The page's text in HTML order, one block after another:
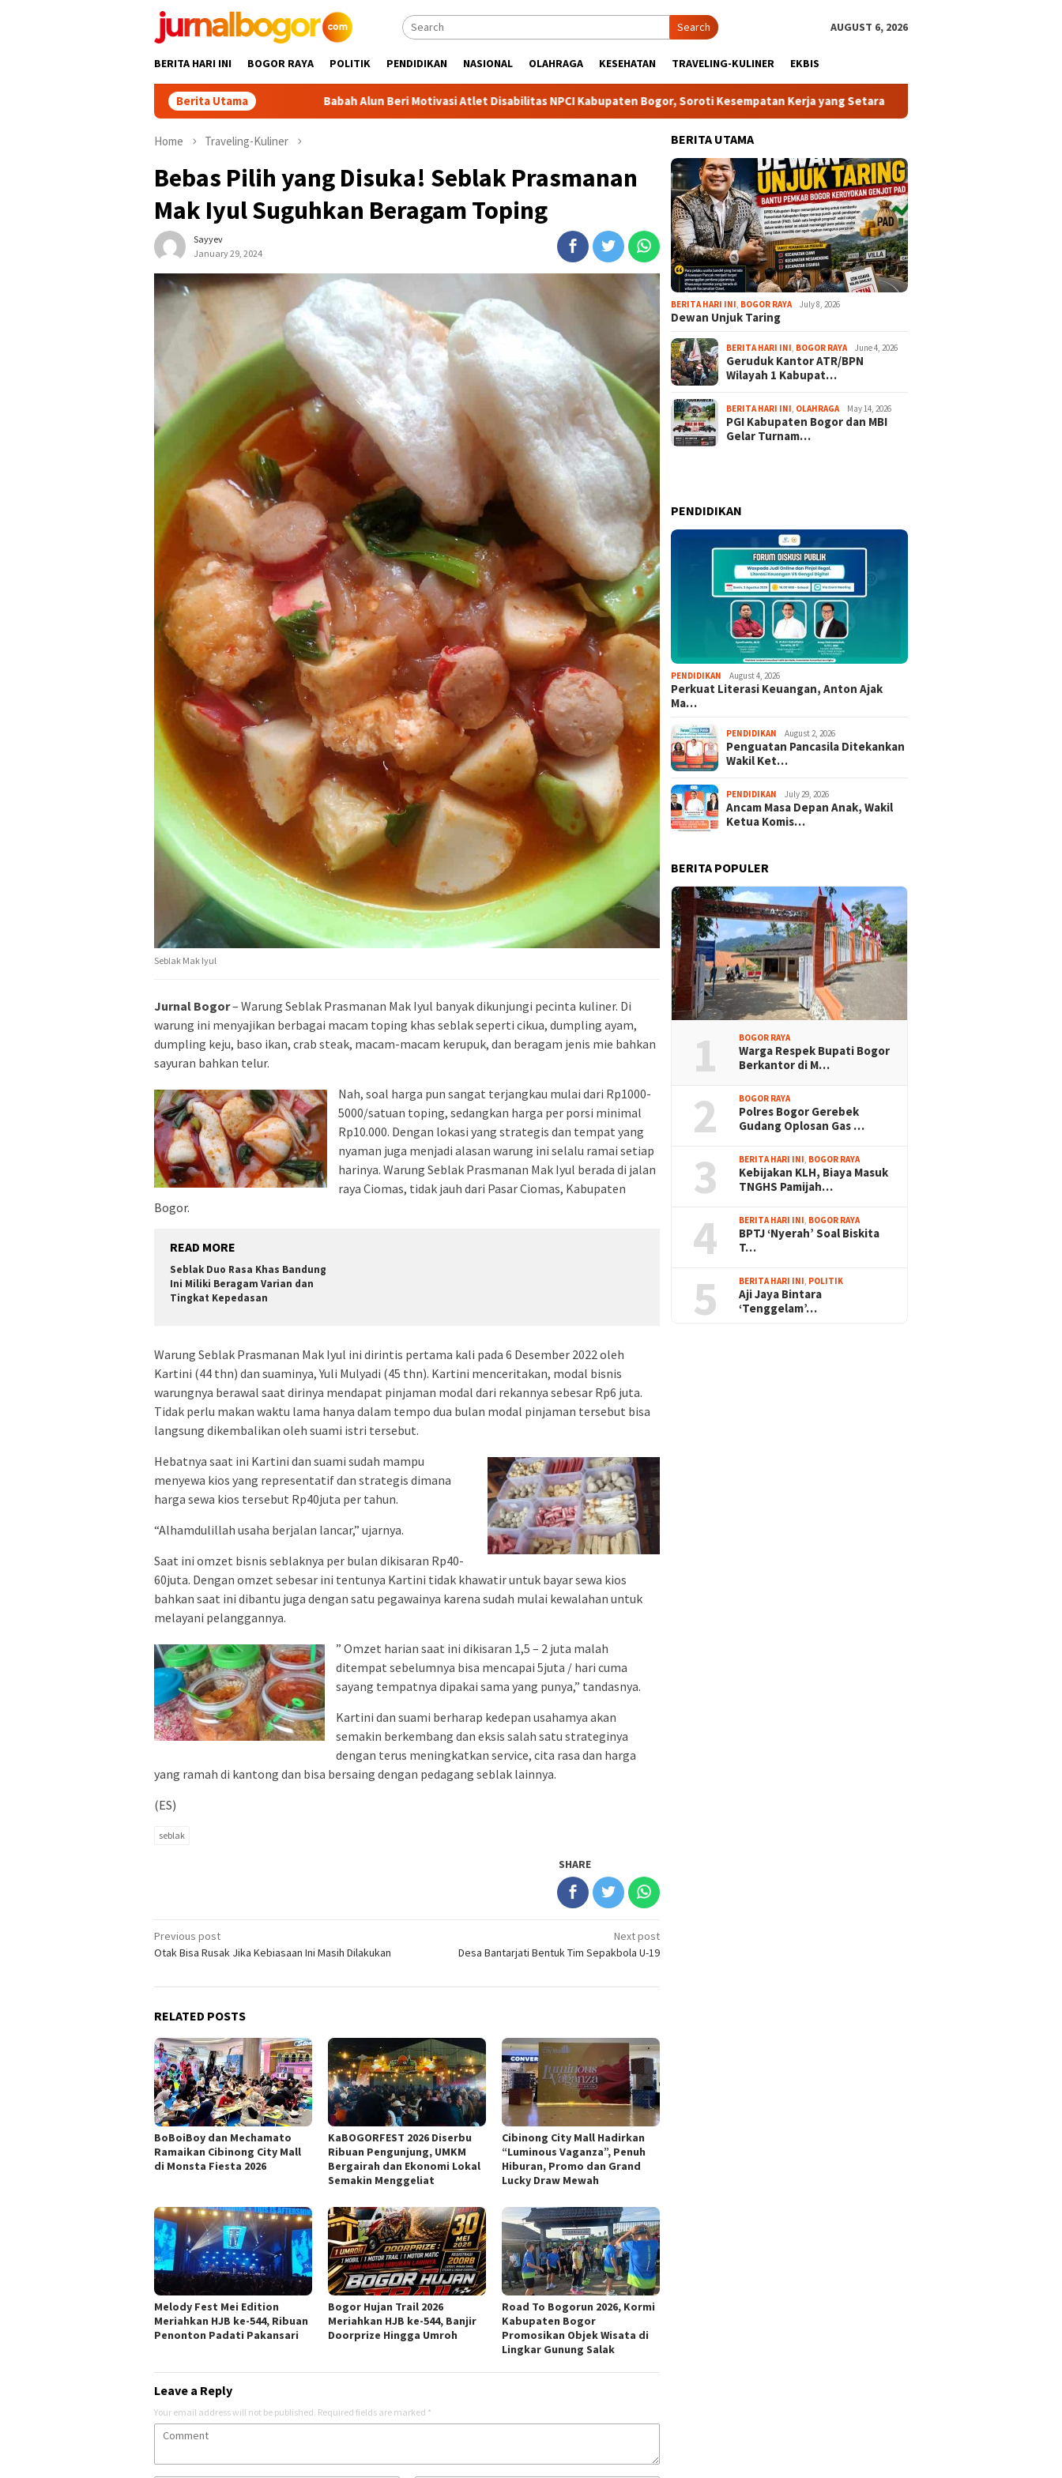
Search AUGUST 6, 2026
BERITA HARI INI BOGOR RAYA POLITIK PENDIDIKAN NASIONAL OLAHRAGA KESEHATAN TRAVELING-KULINER EKBIS
Berita UtamaBabah Alun Beri Motivasi Atlet Disabilitas NPCI Kabupaten Bogor, Soroti Kesempatan Kerja yang Setara 13 Kelurahan Turunkan Kafilah Terbaik,
Home Traveling-Kuliner
Bebas Pilih yang Disuka! Seblak Prasmanan
Mak Iyul Suguhkan Beragam Toping
Sayyev
January 29, 2024
Seblak Mak Iyul
Jurnal Bogor– Warung Seblak Prasmanan Mak Iyul banyak dikunjungi pecinta kuliner. Di
warung ini menyajikan berbagai macam toping khas seblak seperti cikua, dumpling ayam,
dumpling keju, baso ikan, crab steak, macam-macam kerupuk, dan beragam jenis mie bahkan
sayuran bahkan telur.
Nah, soal harga pun sangat terjangkau mulai dari Rp1000-
5000/satuan toping, sedangkan harga per porsi minimal
Rp10.000. Dengan lokasi yang strategis dan tempat yang
nyaman juga menjadi alasan warung ini selalu ramai setiap
harinya. Warung Seblak Prasmanan Mak Iyul berada di jalan
raya Ciomas, tidak jauh dari Pasar Ciomas, Kabupaten
Bogor.
READ MORE
Seblak Duo Rasa Khas Bandung
Ini Miliki Beragam Varian dan
Tingkat Kepedasan
Warung Seblak Prasmanan Mak Iyul ini dirintis pertama kali pada 6 Desember 2022 oleh
Kartini (44 thn) dan suaminya, Yuli Mulyadi (45 thn). Kartini menceritakan, modal bisnis
warungnya berawal saat dirinya mendapat pinjaman modal dari rekannya sebesar Rp6 juta.
Tidak perlu makan waktu lama hanya dalam tempo dua bulan modal pinjaman tersebut bisa
langsung dikembalikan oleh suami istri tersebut.
Hebatnya saat ini Kartini dan suami sudah mampu
menyewa kios yang representatif dan strategis dimana
harga sewa kios tersebut Rp40juta per tahun.
“Alhamdulillah usaha berjalan lancar,” ujarnya.
Saat ini omzet bisnis seblaknya per bulan dikisaran Rp40-
60juta. Dengan omzet sebesar ini tentunya Kartini tidak khawatir untuk bayar sewa kios
bahkan saat ini dibantu juga dengan satu pegawainya karena sudah mulai kewalahan untuk
melayani pelanggannya.
” Omzet harian saat ini dikisaran 1,5 – 2 juta malah
ditempat sebelumnya bisa mencapai 5juta / hari cuma
sayang tempatnya dipakai sama yang punya,” tandasnya.
Kartini dan suami berharap kedepan usahamya akan
semakin berkembang dan eksis salah satu strateginya
dengan terus meningkatkan service, cita rasa dan harga
yang ramah di kantong dan bisa bersaing dengan pedagang seblak lainnya.
(ES)
seblak
SHARE
Post
navigation
Previous post
Otak Bisa Rusak Jika Kebiasaan Ini Masih Dilakukan
Next post
Desa Bantarjati Bentuk Tim Sepakbola U-19
RELATED POSTS
BoBoiBoy dan Mechamato
Ramaikan Cibinong City Mall
di Monsta Fiesta 2026
KaBOGORFEST 2026 Diserbu
Ribuan Pengunjung, UMKM
Bergairah dan Ekonomi Lokal
Semakin Menggeliat
Cibinong City Mall Hadirkan
“Luminous Vaganza”, Penuh
Hiburan, Promo dan Grand
Lucky Draw Mewah
Melody Fest Mei Edition
Meriahkan HJB ke-544, Ribuan
Penonton Padati Pakansari
Bogor Hujan Trail 2026
Meriahkan HJB ke-544, Banjir
Doorprize Hingga Umroh
Road To Bogorun 2026, Kormi
Kabupaten Bogor
Promosikan Objek Wisata di
Lingkar Gunung Salak
Leave a Reply
Your email address will not be published. Required fields are marked *
BERITA UTAMA
BERITA HARI INI BOGOR RAYA July 8, 2026
Dewan Unjuk Taring
BERITA HARI INI BOGOR RAYA June 4, 2026
Geruduk Kantor ATR/BPN
Wilayah 1 Kabupat…
BERITA HARI INI OLAHRAGA May 14, 2026
PGI Kabupaten Bogor dan MBI
Gelar Turnam…
PENDIDIKAN
PENDIDIKAN August 4, 2026
Perkuat Literasi Keuangan, Anton Ajak
Ma…
PENDIDIKAN August 2, 2026
Penguatan Pancasila Ditekankan
Wakil Ket…
PENDIDIKAN July 29, 2026
Ancam Masa Depan Anak, Wakil
Ketua Komis…
BERITA POPULER
1 BOGOR RAYA
Warga Respek Bupati Bogor
Berkantor di M…
2 BOGOR RAYA
Polres Bogor Gerebek
Gudang Oplosan Gas …
3 BERITA HARI INI, BOGOR RAYA
Kebijakan KLH, Biaya Masuk
TNGHS Pamijah…
4 BERITA HARI INI, BOGOR RAYA
BPTJ ‘Nyerah’ Soal Biskita
T…
5 BERITA HARI INI, POLITIK
Aji Jaya Bintara
‘Tenggelam’…